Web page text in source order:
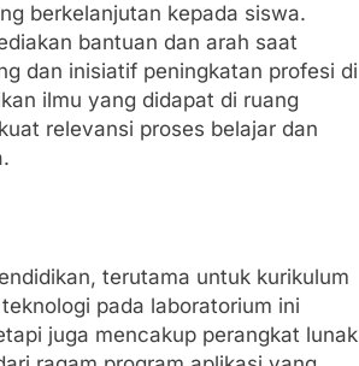
berkelanjutan kepada siswa.
bantuan dan arah saat
dan inisiatif peningkatan profesi di
ilmu yang didapat di ruang
relevansi proses belajar dan
terutama untuk kurikulum
pada laboratorium ini
juga mencakup perangkat lunak